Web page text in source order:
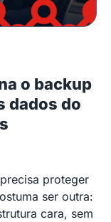
o backup
dados do
proteger
ser outra:
cara, sem